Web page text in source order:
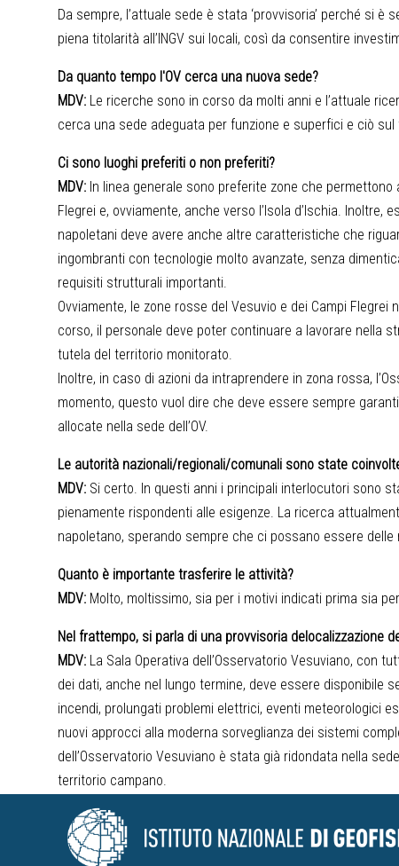
Da sempre, l’attuale sede è stata ‘provvisoria’ perché si
piena titolarità all’INGV sui locali, così da consentire
Da quanto tempo l'OV cerca una nuova sede?
MDV: Le ricerche sono in corso da molti anni e l’attuale
cerca una sede adeguata per funzione e superfici e ciò
Ci sono luoghi preferiti o non preferiti?
MDV: In linea generale sono preferite zone che
Flegrei e, ovviamente, anche verso l’Isola d’Ischia.
napoletani deve avere anche altre caratteristiche che
ingombranti con tecnologie molto avanzate, senza
requisiti strutturali importanti.
Ovviamente, le zone rosse del Vesuvio e dei Campi
corso, il personale deve poter continuare a lavorare nella
tutela del territorio monitorato.
Inoltre, in caso di azioni da intraprendere in zona rossa,
momento, questo vuol dire che deve essere sempre
allocate nella sede dell’OV.
Le autorità nazionali/regionali/comunali sono state
MDV: Si certo. In questi anni i principali interlocutori sono
pienamente rispondenti alle esigenze. La ricerca
napoletano, sperando sempre che ci possano essere
Quanto è importante trasferire le attività?
MDV: Molto, moltissimo, sia per i motivi indicati prima sia
Nel frattempo, si parla di una provvisoria delocalizzazione
MDV: La Sala Operativa dell’Osservatorio Vesuviano, con
dei dati, anche nel lungo termine, deve essere disponibile
incendi, prolungati problemi elettrici, eventi meteorologici
nuovi approcci alla moderna sorveglianza dei sistemi
dell’Osservatorio Vesuviano è stata già ridondata nella
territorio campano.